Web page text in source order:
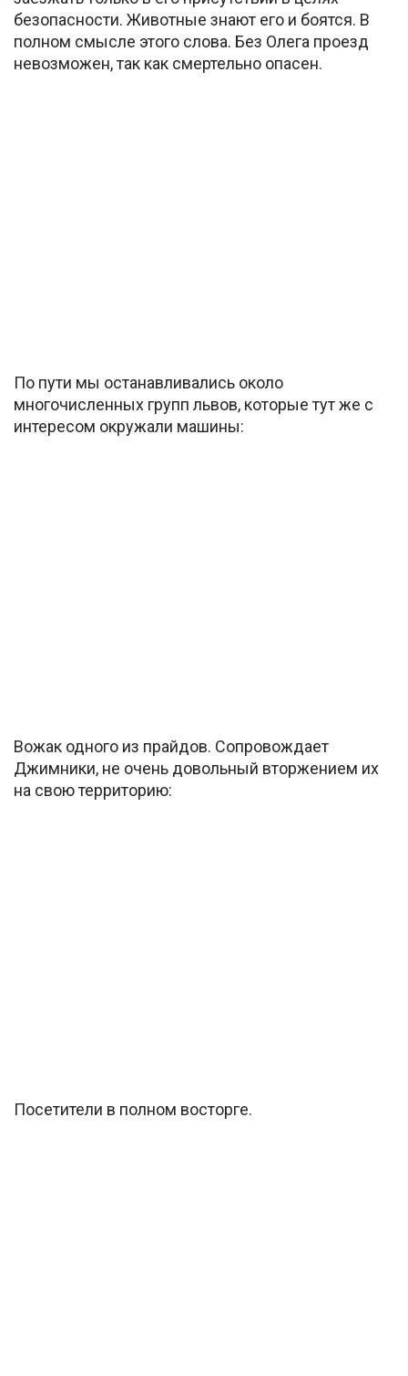
безопасности. Животные знают его и боятся. В
полном смысле этого слова. Без Олега проезд
невозможен, так как смертельно опасен.
По пути мы останавливались около
многочисленных групп львов, которые тут же с
интересом окружали машины:
Вожак одного из прайдов. Сопровождает
Джимники, не очень довольный вторжением их
на свою территорию:
Посетители в полном восторге.